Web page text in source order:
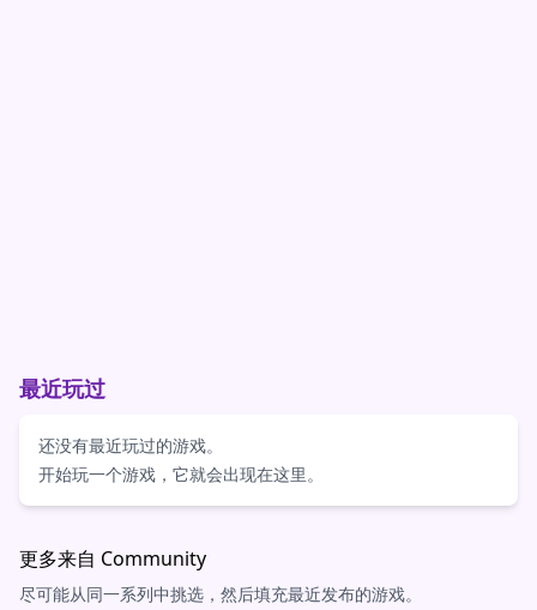
最近玩过
还没有最近玩过的游戏。
开始玩一个游戏，它就会出现在这里。
更多来自 Community
尽可能从同一系列中挑选，然后填充最近发布的游戏。